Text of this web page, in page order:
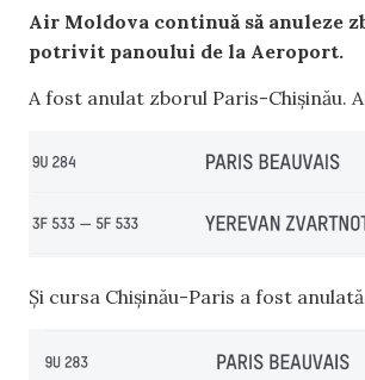
Air Moldova continuă să anuleze
potrivit panoului de la Aeroport.
A fost anulat zborul Paris-Chișinău.
Și cursa Chișinău-Paris a fost